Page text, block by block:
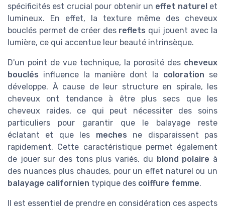
spécificités est crucial pour obtenir un effet naturel et
lumineux. En effet, la texture même des cheveux
bouclés permet de créer des reflets qui jouent avec la
lumière, ce qui accentue leur beauté intrinsèque.
D'un point de vue technique, la porosité des cheveux
bouclés influence la manière dont la coloration se
développe. À cause de leur structure en spirale, les
cheveux ont tendance à être plus secs que les
cheveux raides, ce qui peut nécessiter des soins
particuliers pour garantir que le balayage reste
éclatant et que les meches ne disparaissent pas
rapidement. Cette caractéristique permet également
de jouer sur des tons plus variés, du blond polaire à
des nuances plus chaudes, pour un effet naturel ou un
balayage californien typique des coiffure femme.
Il est essentiel de prendre en considération ces aspects